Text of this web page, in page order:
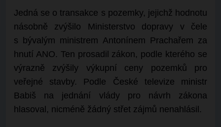
Jedná se o transakce s pozemky, jejichž hodnotu
násobně zvýšilo Ministerstvo dopravy v čele
s bývalým ministrem Antonínem Prachařem za
hnutí ANO. Ten prosadil zákon, podle kterého se
výrazně zvýšily výkupní ceny pozemků pro
veřejné stavby. Podle České televize ministr
Babiš na jednání vlády pro návrh zákona
hlasoval, nicméně žádný střet zájmů nenahlásil.